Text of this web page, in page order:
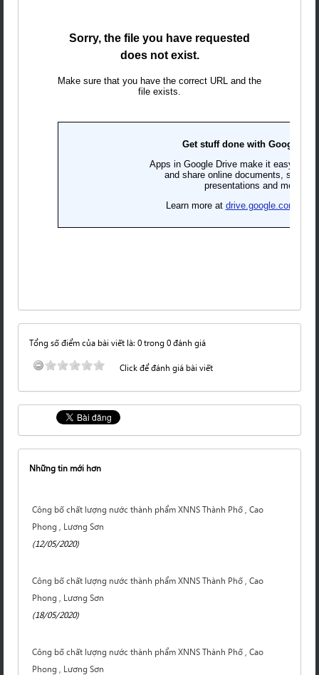
Tổng số điểm của bài viết là: 0 trong 0 đánh giá
Click để đánh giá bài viết
Những tin mới hơn
Công bố chất lượng nước thành phẩm XNNS Thành Phố , Cao
Phong , Lương Sơn
(12/05/2020)
Công bố chất lượng nước thành phẩm XNNS Thành Phố , Cao
Phong , Lương Sơn
(18/05/2020)
Công bố chất lượng nước thành phẩm XNNS Thành Phố , Cao
Phong , Lương Sơn